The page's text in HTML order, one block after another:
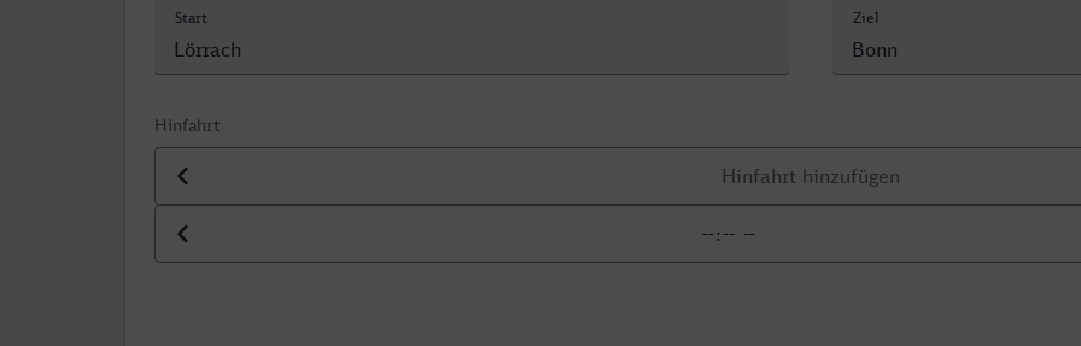
Start Ziel
Hinfahrt
Datum der Hinfahrt
Uhrzeit der Hinfahrt